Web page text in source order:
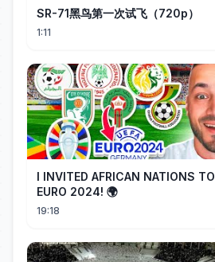
SR-71黑鸟第一次试飞（720p）
1:11
I INVITED AFRICAN NATIONS TO
EURO 2024! 🌍
19:18